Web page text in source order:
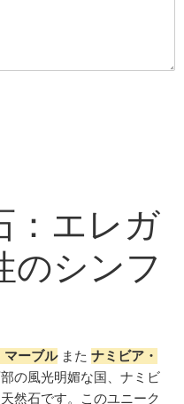
：エレガ
のシンフ
マーブルまた ナミビア・
の風光明媚な国、ナミビ
然石です。このユニーク